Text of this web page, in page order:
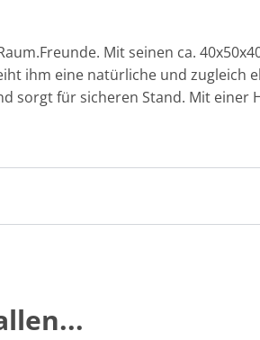
Mit seinen ca.
ihm eine natürliche und
sorgt für sicheren Stand. Mit einer